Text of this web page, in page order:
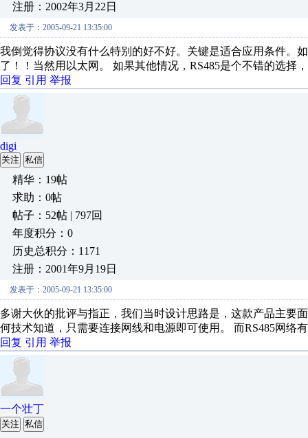
注册：2002年3月22日
发表于：2005-09-21 13:35:00
我倒觉得协议没有什么特别的好不好。关键是适合应用条件。
了！！当然用以太网。 如果其他情况，RS485是个不错的选择
回复 引用 举报
digi
关注 私信
精华：19帖
求助：0帖
帖子：52帖 | 797回
年度积分：0
历史总积分：1171
注册：2001年9月19日
发表于：2005-09-21 13:35:00
多谢大伙的批评与指正，我们当时设计思路是，这款产品主要
何技术知道，只需要连接网线和电源即可使用。 而RS485网络
回复 引用 举报
一个壮丁
关注 私信